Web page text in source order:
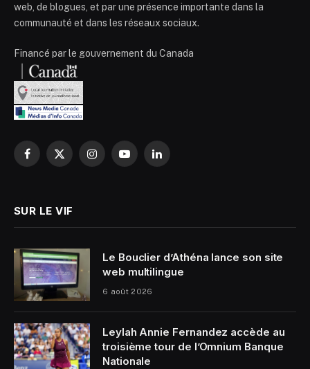
web, de blogues, et par une présence importante dans la
communauté et dans les réseaux sociaux.
Financé par le gouvernement du Canada
Facebook
X
InstagramYouTubeLinkedIn
SUR LE VIF
Le Bouclier d’Athéna lance son site
web multilingue
6 août 2026
Leylah Annie Fernandez accède au
troisième tour de l’Omnium Banque
Nationale